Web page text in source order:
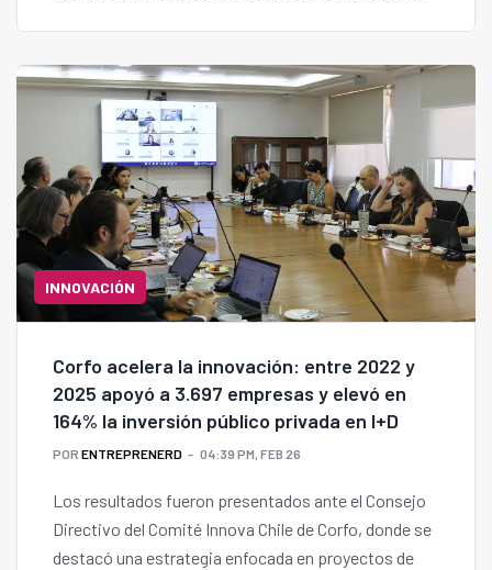
asegurar la continuidad operativa.
INNOVACIÓN
Corfo acelera la innovación: entre 2022 y
2025 apoyó a 3.697 empresas y elevó en
164% la inversión público privada en I+D
POR ENTREPRENERD 04:39 PM, FEB 26
Los resultados fueron presentados ante el Consejo
Directivo del Comité Innova Chile de Corfo, donde se
destacó una estrategia enfocada en proyectos de